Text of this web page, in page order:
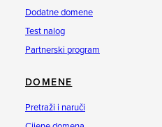
Dodatne domene
Test nalog
Partnerski program
DOMENE
Pretraži i naruči